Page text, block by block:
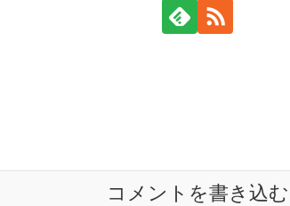
コメントを書き込む